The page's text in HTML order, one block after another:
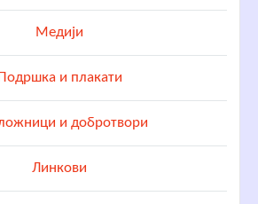
Медији
Подршка и плакати
и добротвори
Линкови